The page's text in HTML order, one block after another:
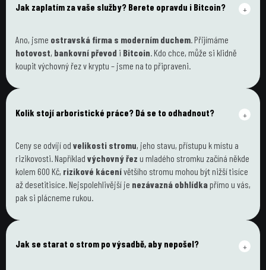
Jak zaplatím za vaše služby? Berete opravdu i Bitcoin? +
Ano, jsme ostravská firma s moderním duchem
hotovost, bankovní převod i Bitcoin. Kdo chce, může si klidně
koupit výchovný řez v kryptu – jsme na to připraveni.
Kolik stojí arboristické práce? Dá se to odhadnout? +
Ceny se odvíjí od velikosti stromu, jeho stavu, přístupu k místu a
rizikovosti. Například výchovný řez u mladého stromku začíná někde
kolem 600 Kč, rizikové kácení většího stromu mohou být nižší tisíce
až desetitisíce. Nejspolehlivější je nezávazná obhlídka přímo u vás,
pak si plácneme rukou.
Jak se starat o strom po výsadbě, aby nepošel? +